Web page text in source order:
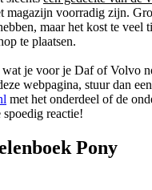
magazijn voorradig zijn.
maar het kost te veel
te plaatsen.
je voor je Daf of Volvo
webpagina, stuur dan
met het onderdeel of de
reactie!
Pony